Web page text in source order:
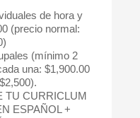
de hora y
(precio normal:
(mínimo 2
una: $1,900.00
TU CURRICLUM
ESPAÑOL +